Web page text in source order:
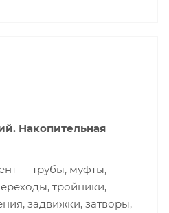
Накопительная
— трубы, муфты,
тройники,
задвижки, затворы,